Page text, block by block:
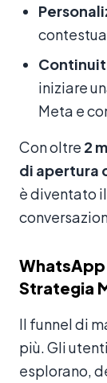
iniziare
Meta e
Con oltre 2
di apertura
è diventato
WhatsApp
Strategia
Il funnel di
più. Gli
esplorano,